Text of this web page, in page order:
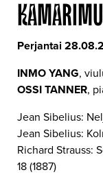
Perjantai
INMO YANG,
OSSI TANNER,
Jean Sibelius:
Jean Sibelius:
Richard Strauss:
18 (1887)